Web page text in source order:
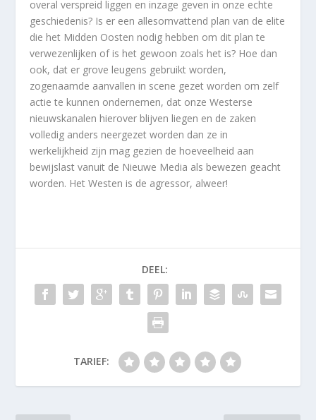
overal verspreid liggen en inzage geven in onze echte
geschiedenis? Is er een allesomvattend plan van de elite
die het Midden Oosten nodig hebben om dit plan te
verwezenlijken of is het gewoon zoals het is? Hoe dan
ook, dat er grove leugens gebruikt worden,
zogenaamde aanvallen in scene gezet worden om zelf
actie te kunnen ondernemen, dat onze Westerse
nieuwskanalen hierover blijven liegen en de zaken
volledig anders neergezet worden dan ze in
werkelijkheid zijn mag gezien de hoeveelheid aan
bewijslast vanuit de Nieuwe Media als bewezen geacht
worden. Het Westen is de agressor, alweer!
DEEL:
TARIEF: